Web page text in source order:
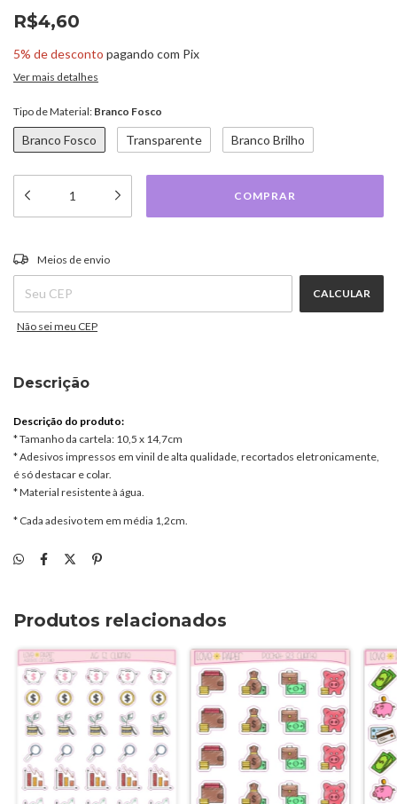
R$4,60
5% de desconto pagando com Pix
Ver mais detalhes
Tipo de Material: Branco Fosco
Branco Fosco Transparente Branco Brilho
Entregas para o CEP:
Meios de envio
CALCULAR
Não sei meu CEP
Descrição
Descrição do produto:
* Tamanho da cartela: 10,5 x 14,7cm
* Adesivos impressos em vinil de alta qualidade, recortados eletronicamente,
é só destacar e colar.
* Material resistente à água.
* Cada adesivo tem em média 1,2cm.
Produtos relacionados